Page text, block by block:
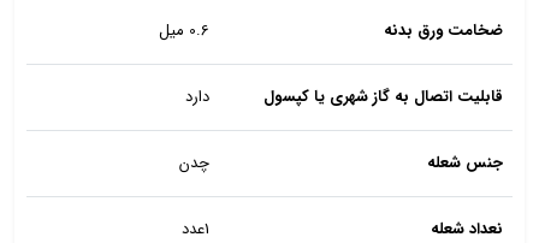
ضخامت ورق بدنه 0.6 میل
قابلیت اتصال به گاز شهری یا کپسول دارد
جنس شعله چدن
نعداد شعله 1عدد